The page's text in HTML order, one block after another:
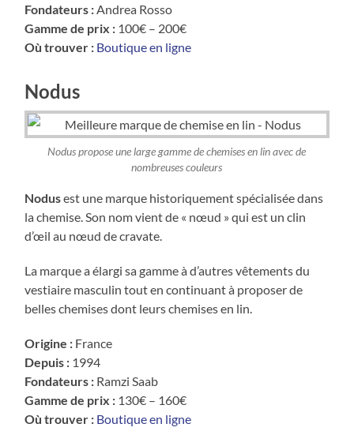
Fondateurs :Andrea Rosso
Gamme de prix : 100€ – 200€
Où trouver : Boutique en ligne
Nodus
Nodus propose une large gamme de chemises en lin avec de
nombreuses couleurs
Nodusest une marque historiquement spécialisée dans
la chemise. Son nom vient de « nœud » qui est un clin
d’œil au nœud de cravate.
La marque a élargi sa gamme à d’autres vêtements du
vestiaire masculin tout en continuant à proposer de
belles chemises dont leurs chemises en lin.
Origine : France
Depuis : 1994
Fondateurs : Ramzi Saab
Gamme de prix : 130€ – 160€
Où trouver : Boutique en ligne